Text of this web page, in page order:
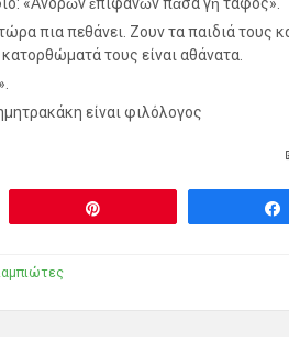
«Ἀνδρῶν ἐπιφανῶν πᾶσα γῆ τάφος».
πια πεθάνει. Ζουν τα παιδιά τους
τους είναι αθάνατα.
είναι φιλόλογος